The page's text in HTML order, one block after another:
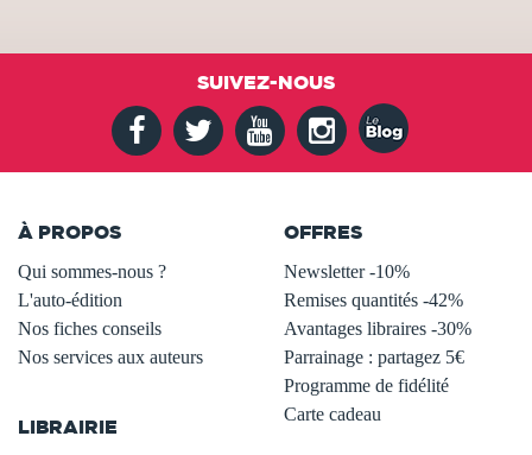
SUIVEZ-NOUS
À PROPOS
Qui sommes-nous ?
L'auto-édition
Nos fiches conseils
Nos services aux auteurs
LIBRAIRIE
OFFRES
Newsletter -10%
Remises quantités -42%
Avantages libraires -30%
Parrainage : partagez 5€
Programme de fidélité
Carte cadeau